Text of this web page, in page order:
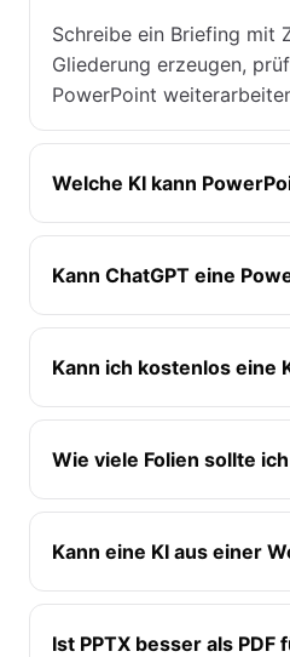
Schreibe ein Briefing mit
Gliederung erzeugen,
PowerPoint
Welche KI kann
Kann ChatGPT eine
Kann ich kostenlos eine
Wie viele Folien sollte
Kann eine KI aus einer
Ist PPTX besser als